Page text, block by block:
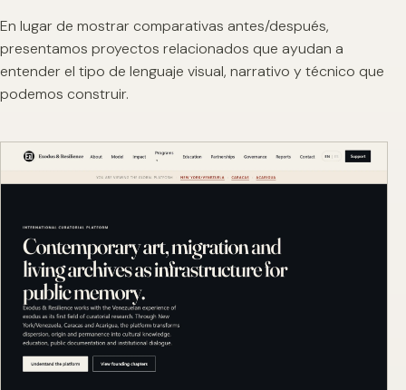
En lugar de mostrar comparativas antes/después,
presentamos proyectos relacionados que ayudan a
entender el tipo de lenguaje visual, narrativo y técnico que
podemos construir.